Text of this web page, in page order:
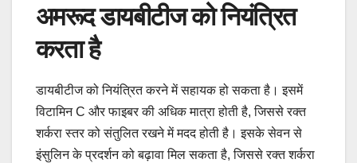
अमरूद डायबीटीज को नियंत्रित
करता है
डायबीटीज को नियंत्रित करने में सहायक हो सकता है। इसमें
विटामिन C और फाइबर की अधिक मात्रा होती है, जिससे रक्त
शर्करा स्तर को संतुलित रखने में मदद होती है। इसके सेवन से
इंसुलिन के प्रदर्शन को बढ़ावा मिल सकता है, जिससे रक्त शर्करा